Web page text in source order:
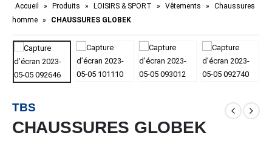
Accueil » Produits » LOISIRS & SPORT » Vêtements »
Chaussures
homme » CHAUSSURES GLOBEK
TBS
CHAUSSURES GLOBEK